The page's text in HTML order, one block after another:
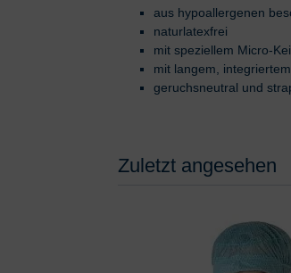
aus hypoallergenen
naturlatexfrei
mit speziellem Micro-
mit langem, integriertem
geruchsneutral und
Zuletzt angesehen